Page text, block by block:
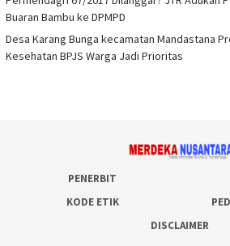
Buaran Bambu ke DPMPD
Desa Karang Bunga kecamatan Mandastana
Kesehatan BPJS Warga Jadi Prioritas
PENERBIT
KODE ETIK
DISCLAIMER